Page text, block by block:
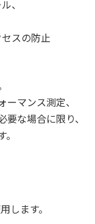
、
スの防止
マンス測定、
な場合に限り、
します。